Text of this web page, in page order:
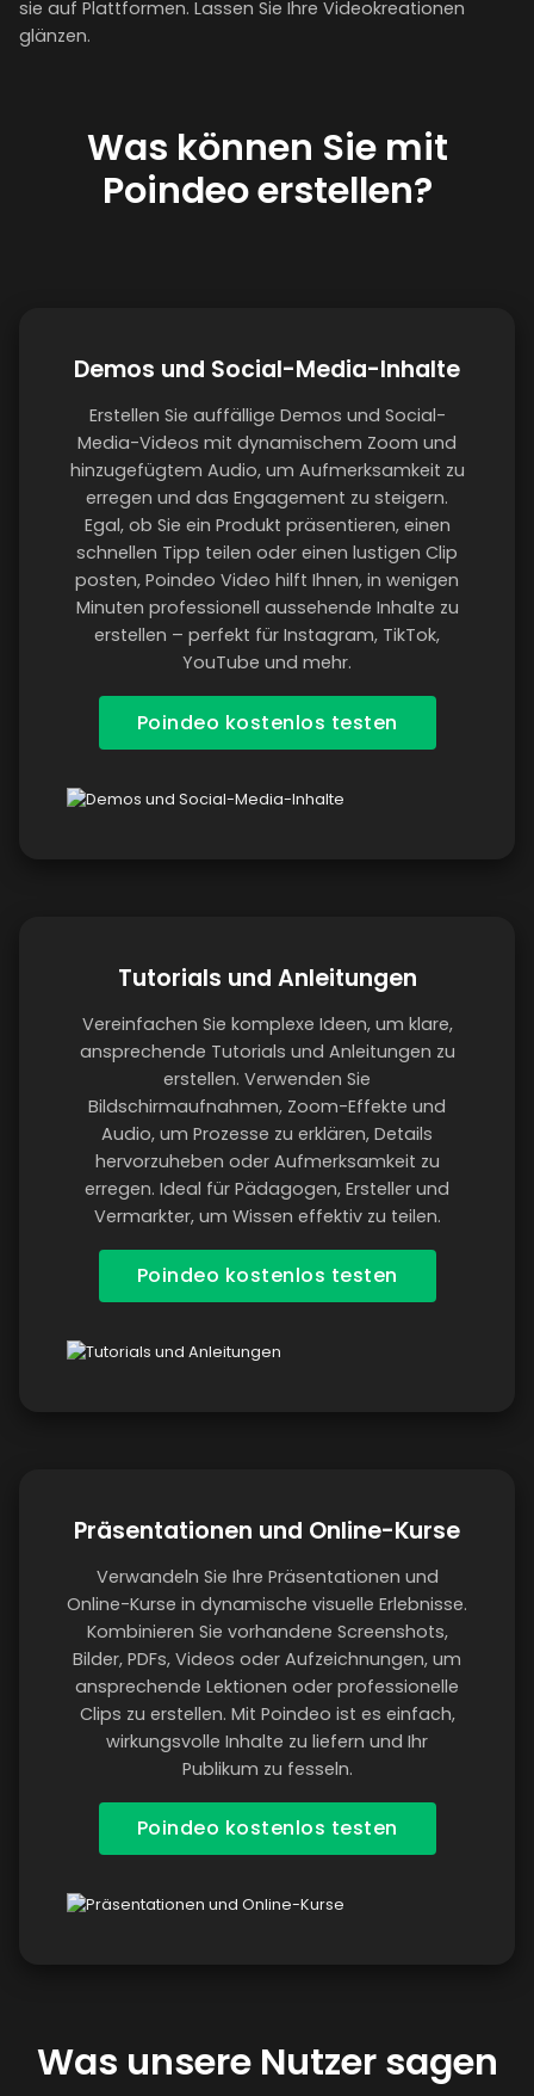
sie auf Plattformen. Lassen Sie Ihre Videokreationen
glänzen.
Was können Sie mit
Poindeo erstellen?
Demos und Social-Media-Inhalte
Erstellen Sie auffällige Demos und Social-
Media-Videos mit dynamischem Zoom und
hinzugefügtem Audio, um Aufmerksamkeit zu
erregen und das Engagement zu steigern.
Egal, ob Sie ein Produkt präsentieren, einen
schnellen Tipp teilen oder einen lustigen Clip
posten, Poindeo Video hilft Ihnen, in wenigen
Minuten professionell aussehende Inhalte zu
erstellen – perfekt für Instagram, TikTok,
YouTube und mehr.
Poindeo kostenlos testen
Tutorials und Anleitungen
Vereinfachen Sie komplexe Ideen, um klare,
ansprechende Tutorials und Anleitungen zu
erstellen. Verwenden Sie
Bildschirmaufnahmen, Zoom-Effekte und
Audio, um Prozesse zu erklären, Details
hervorzuheben oder Aufmerksamkeit zu
erregen. Ideal für Pädagogen, Ersteller und
Vermarkter, um Wissen effektiv zu teilen.
Poindeo kostenlos testen
Präsentationen und Online-Kurse
Verwandeln Sie Ihre Präsentationen und
Online-Kurse in dynamische visuelle Erlebnisse.
Kombinieren Sie vorhandene Screenshots,
Bilder, PDFs, Videos oder Aufzeichnungen, um
ansprechende Lektionen oder professionelle
Clips zu erstellen. Mit Poindeo ist es einfach,
wirkungsvolle Inhalte zu liefern und Ihr
Publikum zu fesseln.
Poindeo kostenlos testen
Was unsere Nutzer sagen